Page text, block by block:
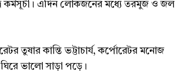
কর্মসূচী। এদিন লোকজনের মধ্যে তরমুজ ও জল
তুষার কান্তি ভট্টাচার্য, কর্পোরেটর মনোজ
ভালো সাড়া পড়ে।